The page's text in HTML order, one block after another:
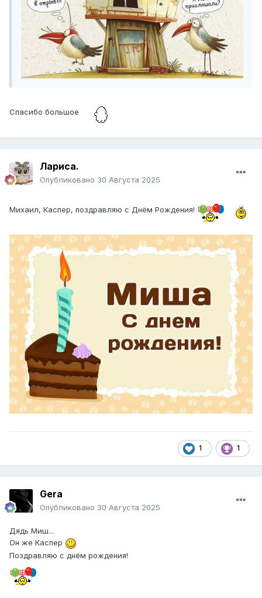
Спасибо большое
Лариса.
Опубликовано 30 Августа 2025
Михаил, Каспер, поздравляю с Днём Рождения!
1 1
Gera
Опубликовано 30 Августа 2025
Дядь Миш...
Он же Каспер
Поздравляю с днём рождения!